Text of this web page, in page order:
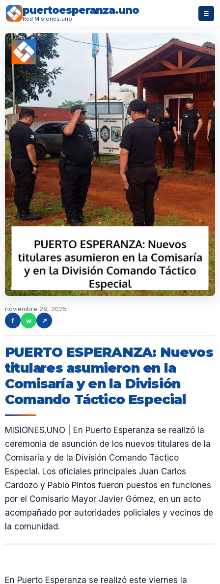
puertoesperanza.uno
Red Misiones.uno
☰
noviembre 28, 2025
f
w ↗
PUERTO ESPERANZA: Nuevos
titulares asumieron en la
Comisaría y en la División
Comando Táctico Especial
MISIONES.UNO | En Puerto Esperanza se realizó la
ceremonia de asunción de los nuevos titulares de la
Comisaría y de la División Comando Táctico
Especial. Los oficiales principales Juan Carlos
Cardozo y Pablo Pintos fueron puestos en funciones
por el Comisario Mayor Javier Gómez, en un acto
acompañado por autoridades policiales y vecinos de
la comunidad.
En Puerto Esperanza se realizó este viernes la